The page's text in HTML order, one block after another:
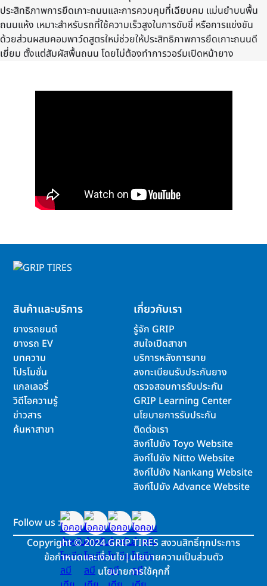
ประสิทธิภาพการยึดเกาะถนนและการควบคุมที่เฉียบคม แม่นยำบนพื้น
ถนนแห้ง เหมาะสำหรับรถที่ใช้ความเร็วสูงในการขับขี่ หรือการแข่งขัน
ด้วยส่วนผสมคอมพาว์ดสูตรใหม่ช่วยให้ประสิทธิภาพการยึดเกาะถนนดี
เยี่ยม ตั้งแต่สัมผัสพื้นถนน โดยไม่ต้องทำการวอร์มเปิดหน้ายาง
สินค้าและบริการ
ยางรถยนต์
ยางรถ EV
บทความ
โปรโมชั่น
แกลเลอรี่
วิดีโอความรู้
ข่าวสาร
ค้นหาสาขา
เกี่ยวกับเรา
รู้จัก GRIP
สนใจเปิดสาขา
บริการหลังการขาย
ลงทะเบียนรับประกันยาง
ตรวจสอบการรับประกัน
GRIP Learning Center
นโยบายการรับประกัน
ติดต่อเรา
ลิงก์ไปยัง Toyo Website
ลิงก์ไปยัง Nitto Website
ลิงก์ไปยัง Nankang Website
ลิงก์ไปยัง Advance Website
Follow us :
Copyright©2024 GRIP TIRES สงวนสิทธิ์ทุกประการ
ข้อกำหนดและเงื่อนไข|นโยบายความเป็นส่วนตัว
นโยบายการใช้คุกกี้